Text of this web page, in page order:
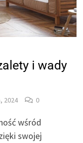
i wady
2024 0
wśród
swojej